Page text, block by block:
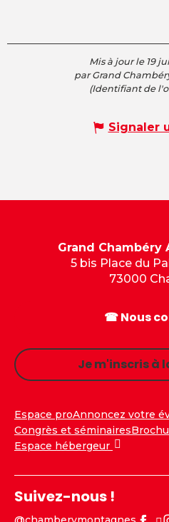
Mis à jour le 19
par Grand
(Identifiant de
Signaler
Grand Chambéry
5 bis Place du
73000
☎ Nous
Je m'inscris à
Espace proAnnoncez votre
Congrès et séminaires
Espace hébergeur
Suivez-nous !